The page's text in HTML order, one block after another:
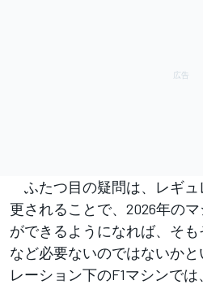
ふたつ目の疑問は、レギュ
更されることで、2026年の
ができるようになれば、そ
など必要ないのではないか
レーション下のF1マシンで